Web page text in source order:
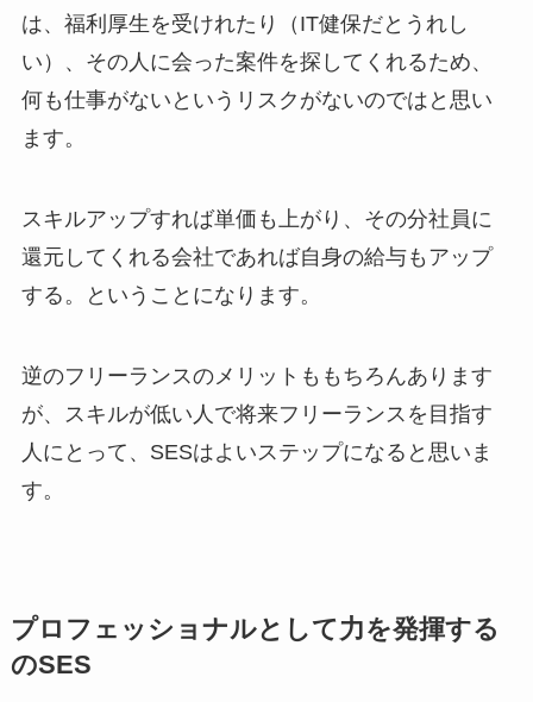
は、福利厚生を受けれたり（IT健保だとうれし
い）、その人に会った案件を探してくれるため、
何も仕事がないというリスクがないのではと思い
ます。
スキルアップすれば単価も上がり、その分社員に
還元してくれる会社であれば自身の給与もアップ
する。ということになります。
逆のフリーランスのメリットももちろんあります
が、スキルが低い人で将来フリーランスを目指す
人にとって、SESはよいステップになると思いま
す。
プロフェッショナルとして力を発揮する
のSES